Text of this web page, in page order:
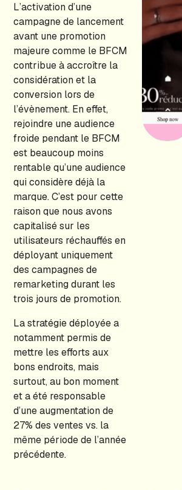
L’activation d’une
campagne de lancement
avant une promotion
majeure comme le BFCM
contribue à accroître la
considération et la
conversion lors de
l’évènement. En effet,
rejoindre une audience
froide pendant le BFCM
est beaucoup moins
rentable qu’une audience
qui considère déjà la
marque. C’est pour cette
raison que nous avons
capitalisé sur les
utilisateurs réchauffés en
déployant uniquement
des campagnes de
remarketing durant les
trois jours de promotion.
La stratégie déployée a
notamment permis de
mettre les efforts aux
bons endroits, mais
surtout, au bon moment
et a été responsable
d’une augmentation de
27% des ventes vs. la
même période de l’année
précédente.